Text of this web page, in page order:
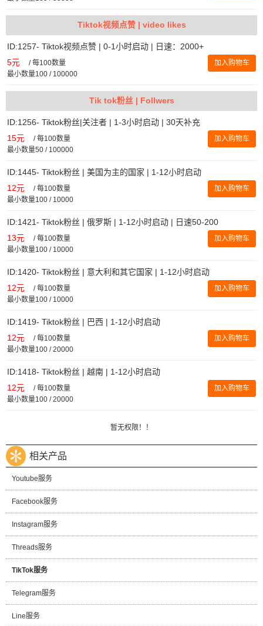
Tiktok视频点赞 | video likes
ID:1257- Tiktok视频点赞 | 0-1小时启动 | 日速：2000+
5元 /每100数量
最小数量100 / 100000
加入购物车
Tik tok粉丝 | Follwers
ID:1256- Tiktok粉丝|关注者 | 1-3小时启动 | 30天补充
15元 /每100数量
最小数量50 / 100000
加入购物车
ID:1445- Tiktok粉丝 | 美国为主的国家 | 1-12小时启动
12元 /每100数量
最小数量100 / 10000
加入购物车
ID:1421- Tiktok粉丝 | 俄罗斯 | 1-12小时启动 | 日速50-200
13元 /每100数量
最小数量100 / 10000
加入购物车
ID:1420- Tiktok粉丝 | 意大利和其它国家 | 1-12小时启动
12元 /每100数量
最小数量100 / 10000
加入购物车
ID:1419- Tiktok粉丝 | 巴西 | 1-12小时启动
12元 /每100数量
最小数量100 / 20000
加入购物车
ID:1418- Tiktok粉丝 | 越南 | 1-12小时启动
12元 /每100数量
最小数量100 / 20000
加入购物车
暂无权限！！
相关产品
Youtube服务
Facebook服务
Instagram服务
Threads服务
TikTok服务
Telegram服务
Line服务